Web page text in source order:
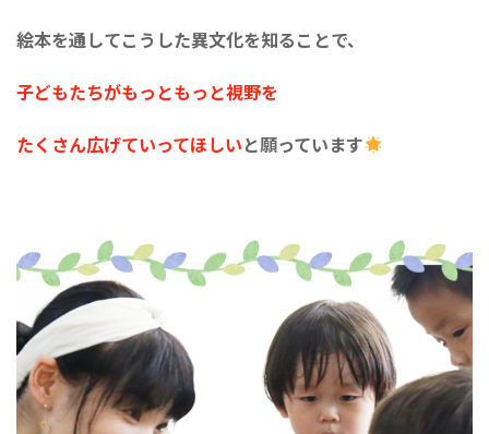
絵本を通してこうした異文化を知ることで、
子どもたちがもっともっと視野を
たくさん広げていってほしい と願っています
動
画
レ
ー
ヤ